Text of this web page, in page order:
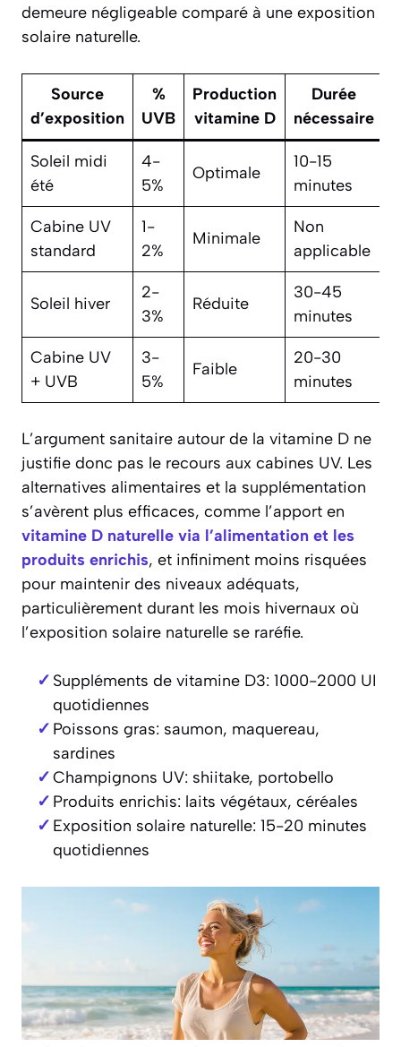
demeure négligeable comparé à une exposition
solaire naturelle.
Source
d’exposition
%
UVB
Production
vitamine D
Durée
nécessaire
Soleil midi
été
4-
5%
Optimale
10-15
minutes
Cabine UV
standard
1-
2%
Minimale
Non
applicable
Soleil hiver
2-
3%
Réduite
30-45
minutes
Cabine UV
+ UVB
3-
5%
Faible
20-30
minutes
L’argument sanitaire autour de la vitamine D ne
justifie donc pas le recours aux cabines UV. Les
alternatives alimentaires et la supplémentation
s’avèrent plus efficaces, comme l’apport en
vitamine D naturelle via l’alimentation et les
produits enrichis, et infiniment moins risquées
pour maintenir des niveaux adéquats,
particulièrement durant les mois hivernaux où
l’exposition solaire naturelle se raréfie.
Suppléments de vitamine D3: 1000-2000 UI
quotidiennes
Poissons gras: saumon, maquereau,
sardines
Champignons UV: shiitake, portobello
Produits enrichis: laits végétaux, céréales
Exposition solaire naturelle: 15-20 minutes
quotidiennes